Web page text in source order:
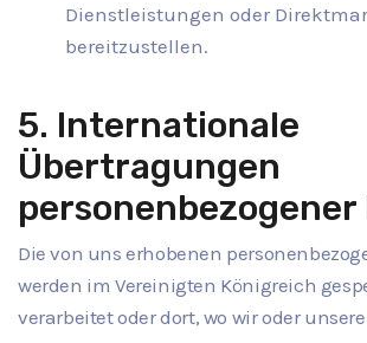
Dienstleistungen oder
bereitzustellen.
5. Internationale
Übertragungen
personenbezogener
Die von uns erhobenen
werden im Vereinigten Königreich
verarbeitet oder dort, wo wir oder